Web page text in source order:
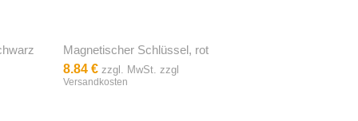
Magnetischer Schlüssel, rot
8.84 €zzgl. MwSt. zzgl
Versandkosten